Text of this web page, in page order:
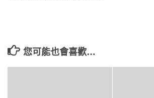
您可能也會喜歡…